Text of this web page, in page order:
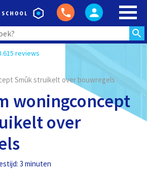
reviews
Smûk struikelt over bouwregels
woningconcept
over
3 minuten